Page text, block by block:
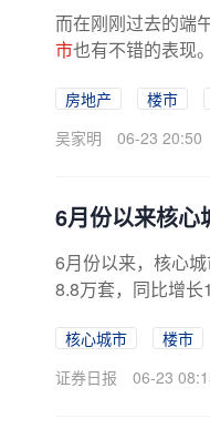
而在刚刚过去的端
市也有不错的表现
房地产 楼市
吴家明
06-23 20:50
6月份以来核心
6月份以来，核心
8.8万套，同比增
核心城市 楼市
证券日报
06-23